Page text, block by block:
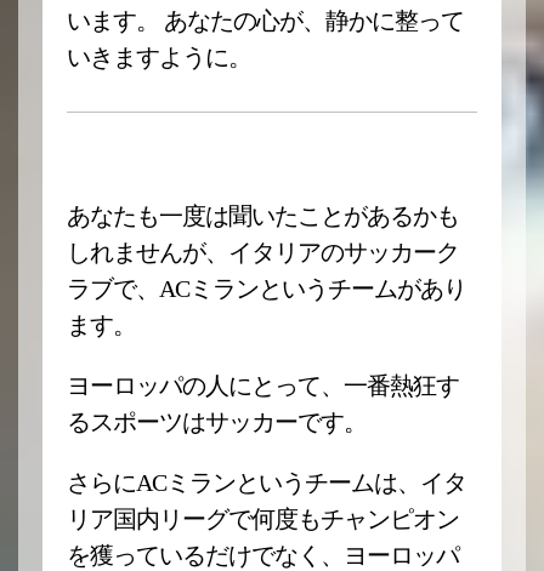
います。 あなたの心が、静かに整って
いきますように。
あなたも一度は聞いたことがあるかも
しれませんが、イタリアのサッカーク
ラブで、ACミランというチームがあり
ます。
ヨーロッパの人にとって、一番熱狂す
るスポーツはサッカーです。
さらにACミランというチームは、イタ
リア国内リーグで何度もチャンピオン
を獲っているだけでなく、ヨーロッパ